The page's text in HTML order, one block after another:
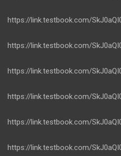
https://link.testbook.com/
https://link.testbook.com/
https://link.testbook.com/
https://link.testbook.com/
https://link.testbook.com/
https://link.testbook.com/